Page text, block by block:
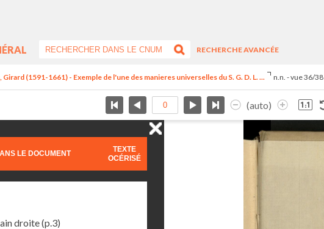
RECHERCHE AVANCÉE
Girard (1591-1661) - Exemple de l'une des manieres universelles du S. G. D. L. ... n.n. - vue 36/38
(auto)
LE DOCUMENT
TEXTE
OCÉRISÉ
droite(p.3)